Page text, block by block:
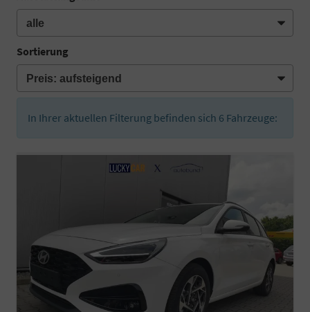
Sortierung
In Ihrer aktuellen Filterung befinden sich 6 Fahrzeuge: